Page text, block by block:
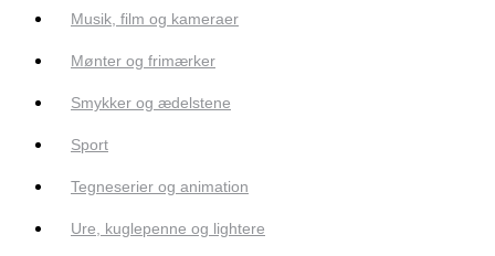
Musik, film og kameraer
Mønter og frimærker
Smykker og ædelstene
Sport
Tegneserier og animation
Ure, kuglepenne og lightere